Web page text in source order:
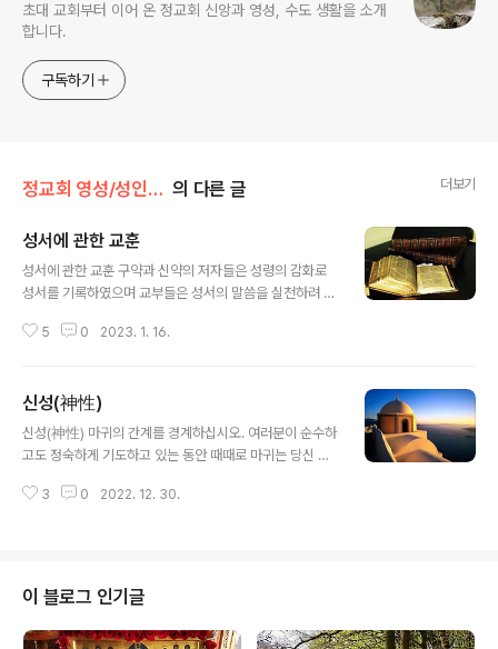
초대 교회부터 이어 온 정교회 신앙과 영성, 수도 생활을 소개
합니다.
구독하기
정교회 영성/성인의 가르침 의 다른 글 더보기
성서에 관한 교훈
성서에 관한 교훈 구약과 신약의 저자들은 성령의 감화로
성서를 기록하였으며 교부들은 성서의 말씀을 실천하려 노
늘날의 사람들은 말씀을 책으로 인쇄하여 서고에 넣고 문
무엇을 하는지 그의 방을 살펴보았는데 제자는 성서를 펼
쳐 하느님의 말씀에 빠져있었다. 그런데 제자가 공부를 끝
내고 성서를 덮는 순간 사탄이 제자를 괴롭히기 위해 그에
5 0 2023. 1. 16.
신성(神性)
신성(神性) 마귀의 간계를 경계하십시오. 여러분이 순수하
고도 정숙하게 기도하고 있는 동안 때때로 마귀는 당신 앞
에 마치 하느님이 거기 있는 것처럼 상상하게 할 때도 있습
3 0 2022. 12. 30.
이 블로그 인기글